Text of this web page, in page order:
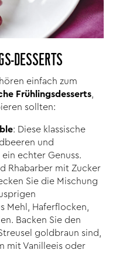
DESSERTS
einfach zum
Frühlingsdesserts
sollten:
: Diese klassische
und
echter Genuss.
Rhabarber mit Zucker
Sie die Mischung
Mehl, Haferflocken,
Backen Sie den
goldbraun sind,
mit Vanilleeis oder